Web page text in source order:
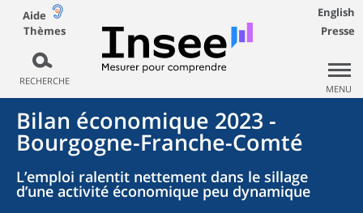
Aide
Thèmes
RECHERCHE
English
Presse
MENU
Bilan économique 2023 -
Bourgogne-Franche-Comté
L’emploi ralentit nettement dans le sillage
d’une activité économique peu dynamique